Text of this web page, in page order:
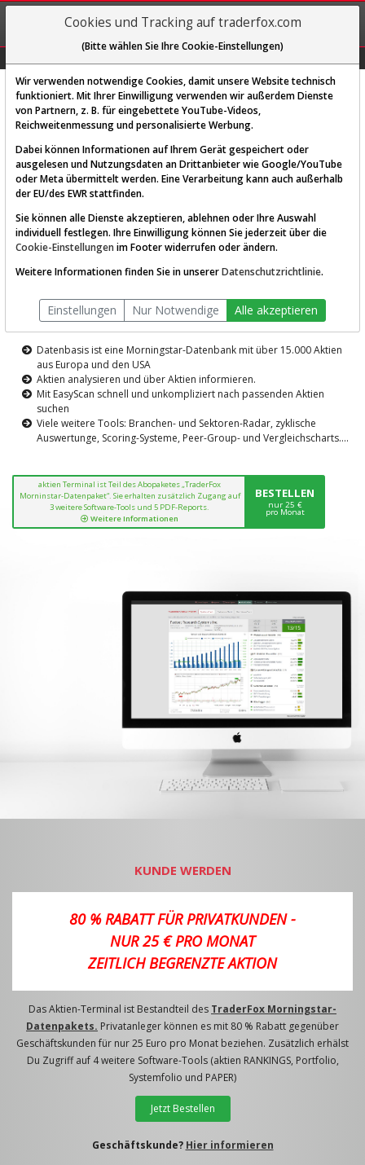
REGIS-
TRIEREN
Diese Funktion ist nur für
AKTIEN-TERMINAL
Die Aktienanalyse-Plattform von
TraderFox
Datenbasis ist eine Morningstar-Datenbank mit über 15.000 Aktien
aus Europa und den USA
Aktien analysieren und über Aktien informieren.
Mit EasyScan schnell und unkompliziert nach passenden Aktien
suchen
Viele weitere Tools: Branchen- und Sektoren-Radar, zyklische
Auswertunge, Scoring-Systeme, Peer-Group- und Vergleichscharts....
aktien Terminal ist Teil des Abopaketes „TraderFox
Morninstar-Datenpaket“. Sie erhalten zusätzlich Zugang auf
3 weitere Software-Tools und 5 PDF-Reports.
Weitere Informationen
BESTELLEN
nur 25 €
pro Monat
KUNDE WERDEN
80 % RABATT FÜR PRIVATKUNDEN -
NUR 25 € PRO MONAT
ZEITLICH BEGRENZTE AKTION
Das Aktien-Terminal ist Bestandteil des TraderFox Morningstar-
Datenpakets. Privatanleger können es mit 80 % Rabatt gegenüber
Geschäftskunden für nur 25 Euro pro Monat beziehen. Zusätzlich erhälst
Du Zugriff auf 4 weitere Software-Tools (aktien RANKINGS, Portfolio,
Systemfolio und PAPER)
Jetzt Bestellen
Geschäftskunde? Hier informieren
Cookies und Tracking auf traderfox.com
(Bitte wählen Sie Ihre Cookie-Einstellungen)
Wir verwenden notwendige Cookies, damit unsere Website technisch
funktioniert. Mit Ihrer Einwilligung verwenden wir außerdem Dienste
von Partnern, z. B. für eingebettete YouTube-Videos,
Reichweitenmessung und personalisierte Werbung.
Dabei können Informationen auf Ihrem Gerät gespeichert oder
ausgelesen und Nutzungsdaten an Drittanbieter wie Google/YouTube
oder Meta übermittelt werden. Eine Verarbeitung kann auch außerhalb
der EU/des EWR stattfinden.
Sie können alle Dienste akzeptieren, ablehnen oder Ihre Auswahl
individuell festlegen. Ihre Einwilligung können Sie jederzeit über die
Cookie-Einstellungen im Footer widerrufen oder ändern.
Weitere Informationen finden Sie in unsererDatenschutzrichtlinie.
Einstellungen Nur Notwendige Alle akzeptieren